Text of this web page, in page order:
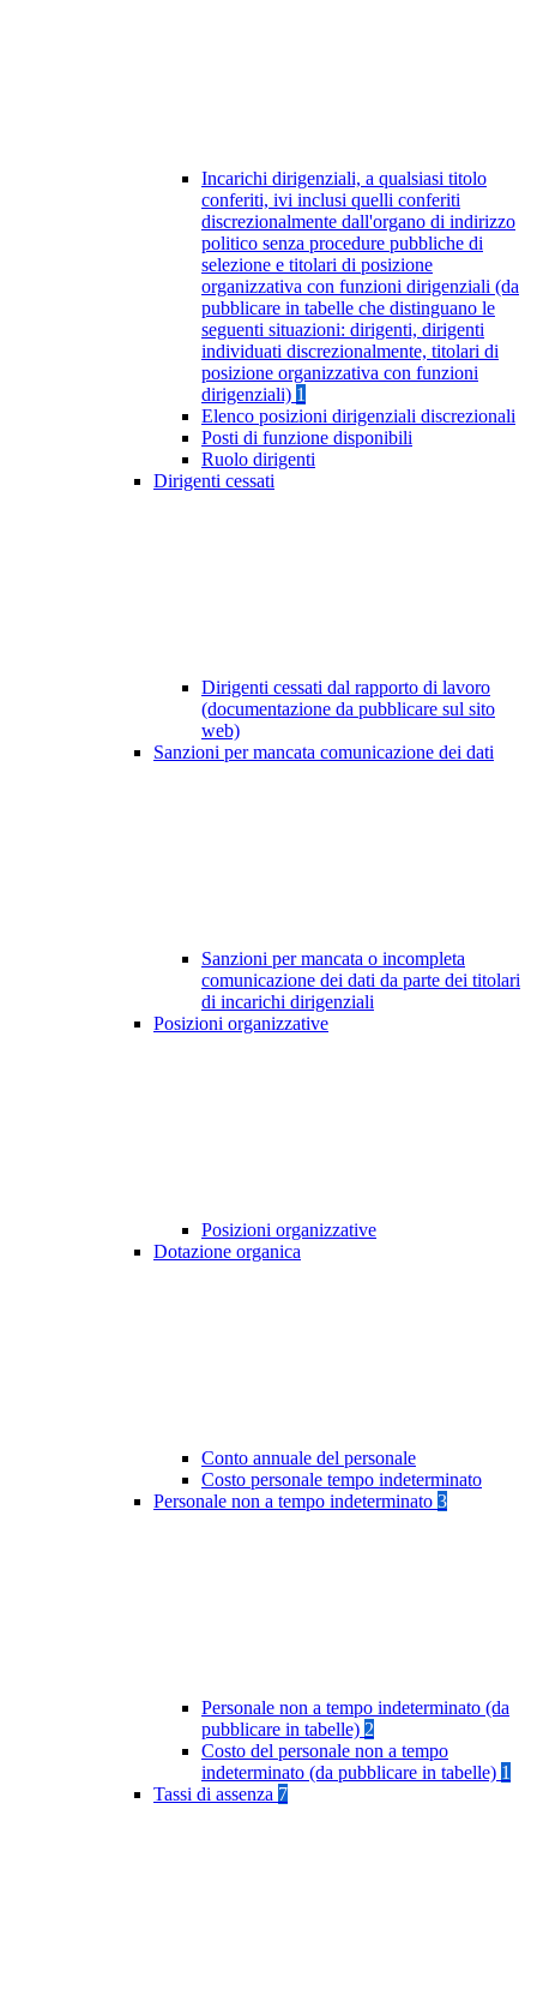
Incarichi dirigenziali, a qualsiasi titolo
conferiti, ivi inclusi quelli conferiti
discrezionalmente dall'organo di indirizzo
politico senza procedure pubbliche di
selezione e titolari di posizione
organizzativa con funzioni dirigenziali (da
pubblicare in tabelle che distinguano le
seguenti situazioni: dirigenti, dirigenti
individuati discrezionalmente, titolari di
posizione organizzativa con funzioni
dirigenziali) 1
Elenco posizioni dirigenziali discrezionali
Posti di funzione disponibili
Ruolo dirigenti
Dirigenti cessati
Dirigenti cessati dal rapporto di lavoro
(documentazione da pubblicare sul sito
web)
Sanzioni per mancata comunicazione dei dati
Sanzioni per mancata o incompleta
comunicazione dei dati da parte dei titolari
di incarichi dirigenziali
Posizioni organizzative
Posizioni organizzative
Dotazione organica
Conto annuale del personale
Costo personale tempo indeterminato
Personale non a tempo indeterminato 3
Personale non a tempo indeterminato (da
pubblicare in tabelle) 2
Costo del personale non a tempo
indeterminato (da pubblicare in tabelle) 1
Tassi di assenza 7